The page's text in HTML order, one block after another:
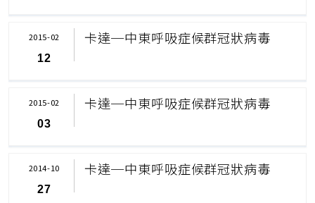
卡達─中東呼吸症候群冠狀病毒
2015-02
12
卡達─中東呼吸症候群冠狀病毒
2015-02
03
卡達─中東呼吸症候群冠狀病毒
2014-10
27